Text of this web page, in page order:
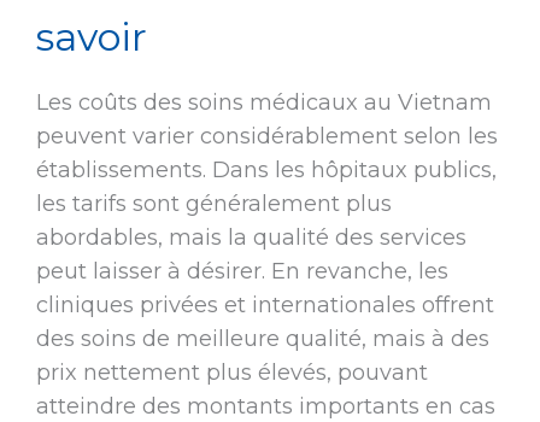
savoir
Les coûts des soins médicaux au Vietnam
peuvent varier considérablement selon les
établissements. Dans les hôpitaux publics,
les tarifs sont généralement plus
abordables, mais la qualité des services
peut laisser à désirer. En revanche, les
cliniques privées et internationales offrent
des soins de meilleure qualité, mais à des
prix nettement plus élevés, pouvant
atteindre des montants importants en cas